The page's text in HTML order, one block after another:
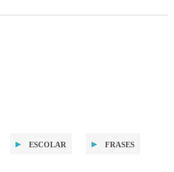
ESCOLAR FRASES